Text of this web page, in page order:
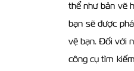
thể như bản vẽ
bạn sẽ được
vệ bạn. Đối với
công cụ tìm